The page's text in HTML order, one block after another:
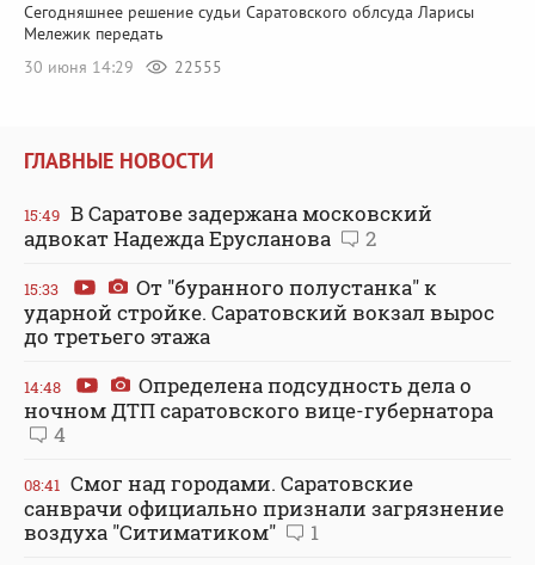
Сегодняшнее решение судьи Саратовского облсуда Ларисы
Мележик передать
30 июня 14:29
22555
ГЛАВНЫЕ НОВОСТИ
15:49 В Саратове задержана московский
адвокат Надежда Ерусланова
2
15:33
От "буранного полустанка" к
ударной стройке. Саратовский вокзал вырос
до третьего этажа
14:48
Определена подсудность дела о
ночном ДТП саратовского вице-губернатора
4
08:41 Смог над городами. Саратовские
санврачи официально признали загрязнение
воздуха "Ситиматиком"
1